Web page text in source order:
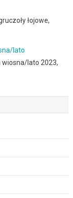
łojowe,
lato
lato 2023,